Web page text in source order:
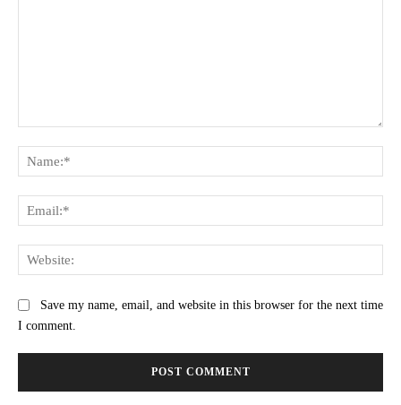
Save my name, email, and website in this browser for the next time
I comment.